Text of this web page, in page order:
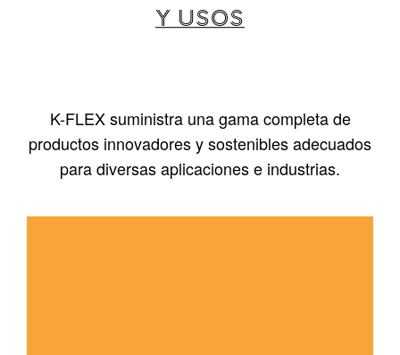
Y USOS
K-FLEX suministra una gama completa de
productos innovadores y sostenibles adecuados
para diversas aplicaciones e industrias.